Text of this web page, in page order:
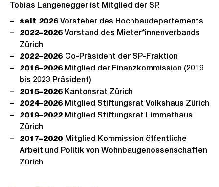
Tobias Langenegger ist Mitglied der SP.
seit 2026 Vorsteher des Hochbaudepartements
2022–2026 Vorstand des Mieter*innenverbands
Zürich
2022–2026 Co-Präsident der SP-Fraktion
2016–2026 Mitglied der Finanzkommission (2019
bis 2023 Präsident)
2015–2026 Kantonsrat Zürich
2024–2026 Mitglied Stiftungsrat Volkshaus Zürich
2019–2022 Mitglied Stiftungsrat Limmathaus
Zürich
2017–2020 Mitglied Kommission öffentliche
Arbeit und Politik von Wohnbaugenossenschaften
Zürich